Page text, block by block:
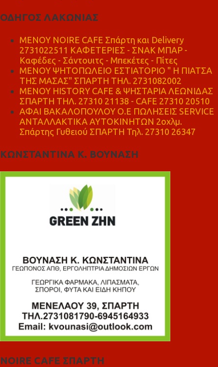
ΟΔΗΓΟΣ ΛΑΚΩΝΙΑΣ
MENOY NOIRE CAFE Σπάρτη και Delivery
2731022511 ΚΑΦΕΤΕΡΙΕΣ - ΣΝΑΚ ΜΠΑΡ -
Καφέδες - Σάντουιτς - Μπεκέτες - Πίτες
ΜΕΝΟΥ ΨΗΤΟΠΩΛΕΙΟ ΕΣΤΙΑΤΟΡΙΟ " Η ΠΙΑΤΣΑ
ΤΗΣ ΜΑΣΑΣ" ΣΠΑΡΤΗ ΤΗΛ. 2731082002
ΜΕΝΟΥ HISTORY CAFE & ΨΗΣΤΑΡΙΑ ΛΕΩΝΙΔΑΣ
ΣΠΑΡΤΗ ΤΗΛ. 27310 21138 - CAFE 27310 20510
ΑΦΑΙ ΒΑΚΑΛΟΠΟΥΛΟΥ Ο.Ε ΠΩΛΗΣΕΙΣ SERVICE
ΑΝΤΑΛΛΑΚΤΙΚΑ ΑΥΤΟΚΙΝΗΤΩΝ 2οχλμ.
Σπάρτης Γυθειού ΣΠΑΡΤΗ Τηλ. 27310 26347
ΚΩΝΣΤΑΝΤΙΝΑ Κ. ΒΟΥΝΑΣΗ
NOIRE CAFE ΣΠΑΡΤΗ